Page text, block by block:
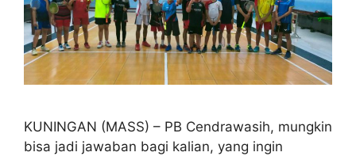
KUNINGAN (MASS) – PB Cendrawasih, mungkin
bisa jadi jawaban bagi kalian, yang ingin